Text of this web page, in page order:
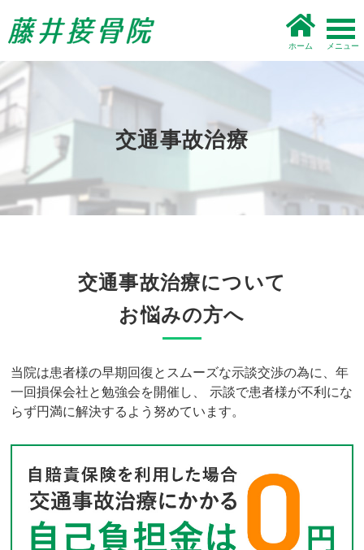
ホーム
交通事故治療
交通事故治療について
お悩みの方へ
当院は患者様の早期回復とスムーズな示談交渉の為に、年
一回損保会社と勉強会を開催し、 示談で患者様が不利にな
らず円満に解決するよう努めています。